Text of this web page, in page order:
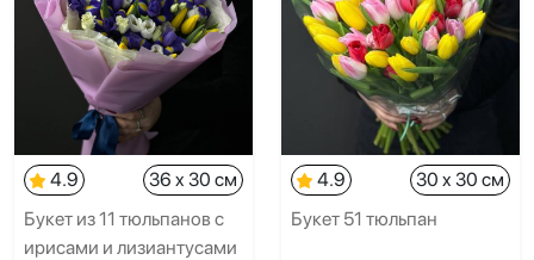
4.9
36 x 30 см
Букет из 11 тюльпанов с
ирисами и лизиантусами
4.9
30 x 30 см
Букет 51 тюльпан